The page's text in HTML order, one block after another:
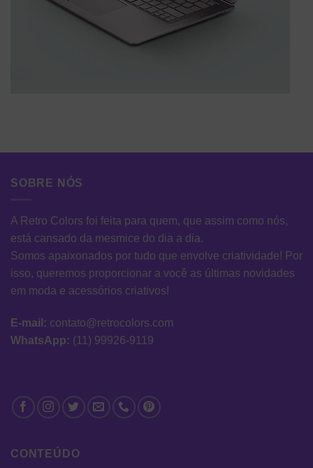
SOBRE NÓS
A Retro Colors foi feita para quem, que assim como nós,
está cansado da mesmice do dia a dia.
Somos apaixonados por tudo que envolve criatividade! Por
isso, queremos proporcionar a você as últimas novidades
em moda e acessórios criativos!
E-mail: contato@retrocolors.com
WhatsApp: (11) 99926-9119
CONTEÚDO